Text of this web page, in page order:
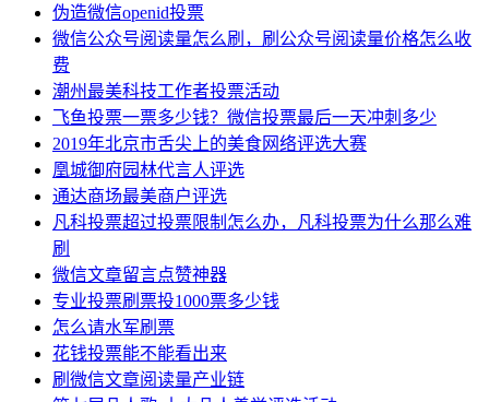
伪造微信openid投票
微信公众号阅读量怎么刷，刷公众号阅读量价格怎么收
费
潮州最美科技工作者投票活动
飞鱼投票一票多少钱？微信投票最后一天冲刺多少
2019年北京市舌尖上的美食网络评选大赛
凰城御府园林代言人评选
通达商场最美商户评选
凡科投票超过投票限制怎么办，凡科投票为什么那么难
刷
微信文章留言点赞神器
专业投票刷票投1000票多少钱
怎么请水军刷票
花钱投票能不能看出来
刷微信文章阅读量产业链